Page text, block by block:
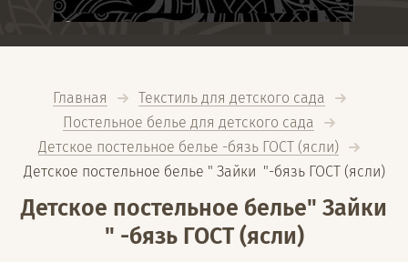
Главная
Текстиль для детского сада
Постельное белье для детского сада
Детское постельное белье -бязь ГОСТ (ясли)
Детское постельное белье " Зайки  "-бязь ГОСТ (ясли)
Детское постельное белье" Зайки
" -бязь ГОСТ (ясли)